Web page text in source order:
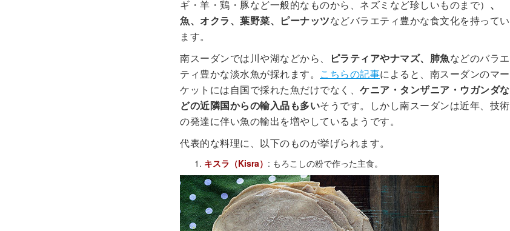
ギ・羊・鶏・豚など一般的なものから、ネズミなど珍しいものまで） 、
魚、オクラ、葉野菜、ピーナッツなどバラエティ豊かな食文化を持ってい
ます。
南スーダンでは川や湖などから、
ピラティアやナマズ、肺魚などのバラエ
ティ豊かな淡水魚が採れます。
こちらの記事によると、南スーダンのマー
ケットには自国で採れた魚だけでなく、 ケニア・タンザニア・ウガンダな
どの近隣国からの輸入品も多いそうです。しかし南スーダンは近年、技術
の発達に伴い魚の輸出を増やしているようです。
代表的な料理に、以下のものが挙げられます。
キスラ（Kisra） : もろこしの粉で作った主食。